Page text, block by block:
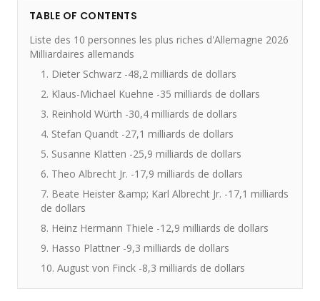
TABLE OF CONTENTS
Liste des 10 personnes les plus riches d'Allemagne 2026
Milliardaires allemands
1. Dieter Schwarz -48,2 milliards de dollars
2. Klaus-Michael Kuehne -35 milliards de dollars
3. Reinhold Würth -30,4 milliards de dollars
4. Stefan Quandt -27,1 milliards de dollars
5. Susanne Klatten -25,9 milliards de dollars
6. Theo Albrecht Jr. -17,9 milliards de dollars
7. Beate Heister &amp; Karl Albrecht Jr. -17,1 milliards
de dollars
8. Heinz Hermann Thiele -12,9 milliards de dollars
9. Hasso Plattner -9,3 milliards de dollars
10. August von Finck -8,3 milliards de dollars